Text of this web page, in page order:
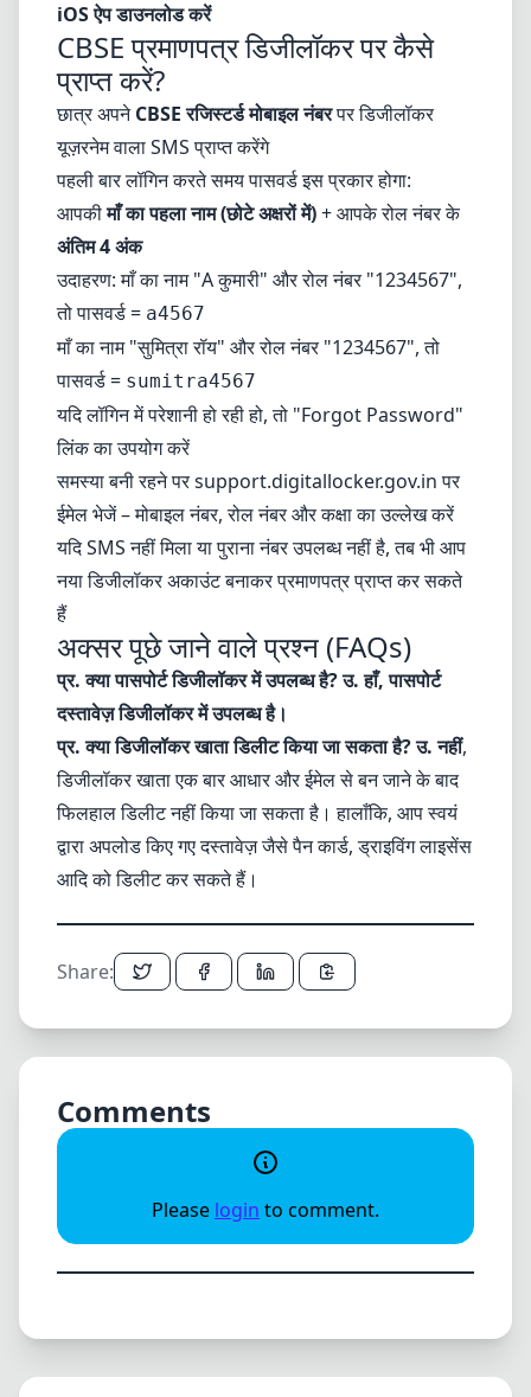
iOS ऐप डाउनलोड करें
CBSE प्रमाणपत्र डिजीलॉकर पर कैसे
प्राप्त करें?
छात्र अपनेCBSE रजिस्टर्ड मोबाइल नंबरपर डिजीलॉकर
यूज़रनेम वाला SMS प्राप्त करेंगे
पहली बार लॉगिन करते समय पासवर्ड इस प्रकार होगा:
आपकीमाँ का पहला नाम (छोटे अक्षरों में)+ आपके रोल नंबर के
अंतिम 4 अंक
उदाहरण: माँ का नाम "A कुमारी" और रोल नंबर "1234567",
तो पासवर्ड = a4567
माँ का नाम "सुमित्रा रॉय" और रोल नंबर "1234567", तो
पासवर्ड = sumitra4567
यदि लॉगिन में परेशानी हो रही हो, तो "Forgot Password"
लिंक का उपयोग करें
समस्या बनी रहने पर support.digitallocker.gov.in पर
ईमेल भेजें – मोबाइल नंबर, रोल नंबर और कक्षा का उल्लेख करें
यदि SMS नहीं मिला या पुराना नंबर उपलब्ध नहीं है, तब भी आप
नया डिजीलॉकर अकाउंट बनाकर प्रमाणपत्र प्राप्त कर सकते
हैं
अक्सर पूछे जाने वाले प्रश्न (FAQs)
प्र. क्या पासपोर्ट डिजीलॉकर में उपलब्ध है?उ. हाँ, पासपोर्ट
दस्तावेज़ डिजीलॉकर में उपलब्ध है।
प्र. क्या डिजीलॉकर खाता डिलीट किया जा सकता है?उ. नहीं,
डिजीलॉकर खाता एक बार आधार और ईमेल से बन जाने के बाद
फिलहाल डिलीट नहीं किया जा सकता है। हालाँकि, आप स्वयं
द्वारा अपलोड किए गए दस्तावेज़ जैसे पैन कार्ड, ड्राइविंग लाइसेंस
आदि को डिलीट कर सकते हैं।
Share:
Comments
Please login to comment.